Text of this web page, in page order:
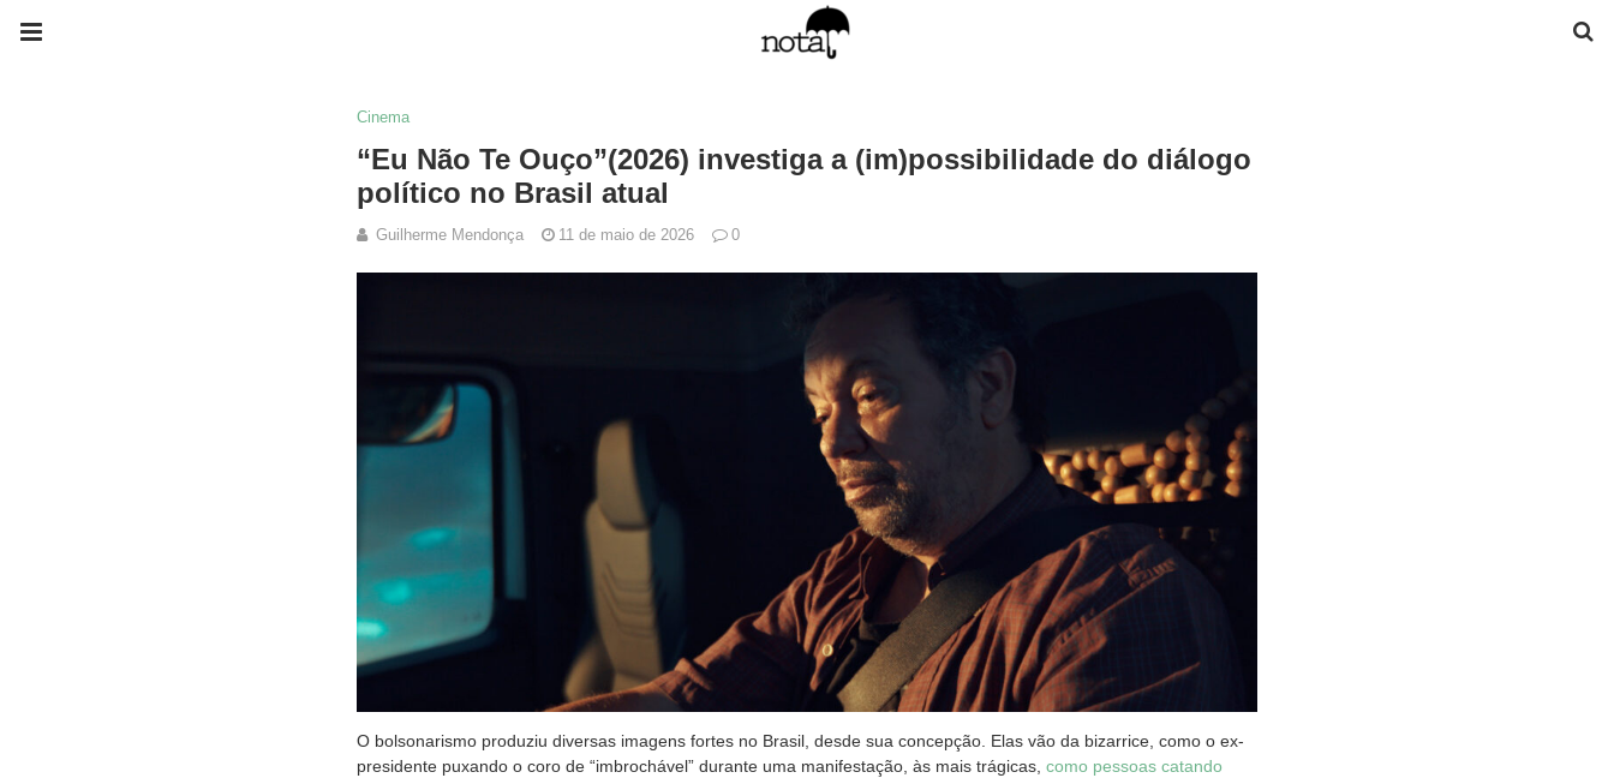
Cinema
“Eu Não Te Ouço”(2026) investiga a (im)possibilidade do diálogo
político no Brasil atual
Guilherme Mendonça 11 de maio de 2026 0
O bolsonarismo produziu diversas imagens fortes no Brasil, desde sua concepção. Elas vão da bizarrice, como o ex-
presidente puxando o coro de “imbrochável” durante uma manifestação, às mais trágicas, como pessoas catando